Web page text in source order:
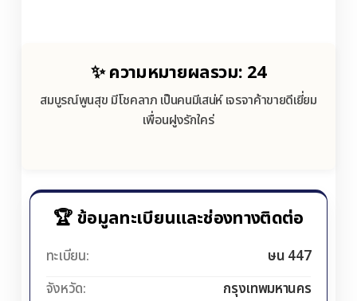
✨ ความหมายผลรวม: 24
สมบูรณ์พูนสุข มีโชคลาภ เป็นคนมีเสน่ห์ เจรจาค้าขายดีเยี่ยม
เพื่อนฝูงรักใคร่
🏆 ข้อมูลทะเบียนและช่องทางติดต่อ
ทะเบียน:
ษน 447
จังหวัด:
กรุงเทพมหานคร